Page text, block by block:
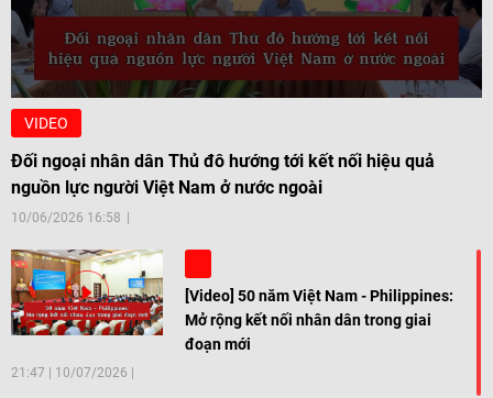
VIDEO
Đối ngoại nhân dân Thủ đô hướng tới kết nối hiệu quả
nguồn lực người Việt Nam ở nước ngoài
10/06/2026 16:58
[Video] 50 năm Việt Nam - Philippines:
Mở rộng kết nối nhân dân trong giai
đoạn mới
21:47 10/07/2026